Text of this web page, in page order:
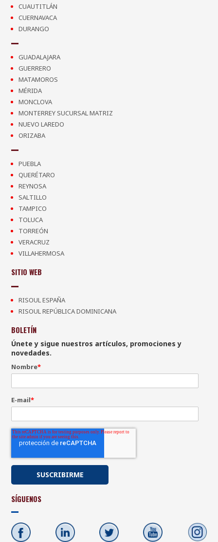
CUAUTITLÁN
CUERNAVACA
DURANGO
GUADALAJARA
GUERRERO
MATAMOROS
MÉRIDA
MONCLOVA
MONTERREY SUCURSAL MATRIZ
NUEVO LAREDO
ORIZABA
PUEBLA
QUERÉTARO
REYNOSA
SALTILLO
TAMPICO
TOLUCA
TORREÓN
VERACRUZ
VILLAHERMOSA
SITIO WEB
RISOUL ESPAÑA
RISOUL REPÚBLICA DOMINICANA
BOLETÍN
Únete y sigue nuestros artículos, promociones y
novedades.
Nombre*
E-mail*
SÍGUENOS